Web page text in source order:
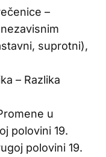
–
suprotni),
– Razlika
u
polovini 19.
polovini 19.